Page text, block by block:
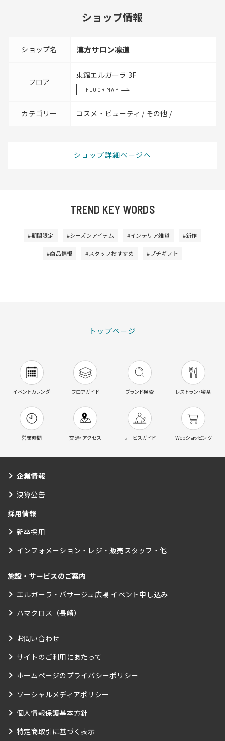
ショップ情報
ショップ名 漢方サロン凛道
フロア
東館エルガーラ 3F
FLOOR MAP
カテゴリー コスメ・ビューティ / その他 /
ショップ詳細ページへ
TREND KEY WORDS
#期間限定 #シーズンアイテム #インテリア雑貨 #新作
#商品情報 #スタッフおすすめ #プチギフト
トップページ
イベントカレンダー フロアガイド ブランド検索 レストラン・喫茶
営業時間 交通・アクセス サービスガイド Webショッピング
企業情報
決算公告
採用情報
新卒採用
インフォメーション・レジ・販売スタッフ・他
施設・サービスのご案内
エルガーラ・パサージュ広場 イベント申し込み
ハマクロス（長崎）
お問い合わせ
サイトのご利用にあたって
ホームページのプライバシーポリシー
ソーシャルメディアポリシー
個人情報保護基本方針
特定商取引に基づく表示